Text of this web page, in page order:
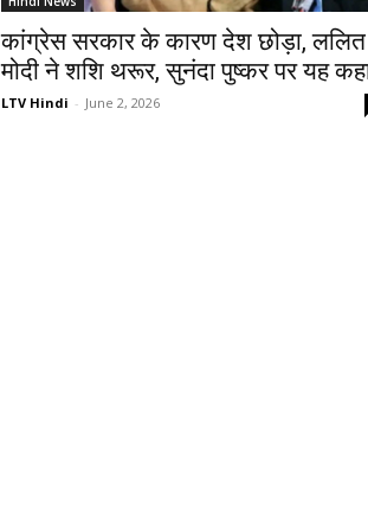
कांग्रेस सरकार के कारण देश छोड़ा, ललित
मोदी ने शशि थरूर, सुनंदा पुष्कर पर यह
LTV Hindi - June 2, 2026